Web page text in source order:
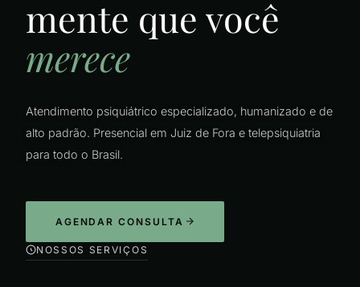
mente que você
merece
Atendimento psiquiátrico especializado, humanizado e de
alto padrão. Presencial em Juiz de Fora e telepsiquiatria
para todo o Brasil.
AGENDAR CONSULTA
NOSSOS SERVIÇOS